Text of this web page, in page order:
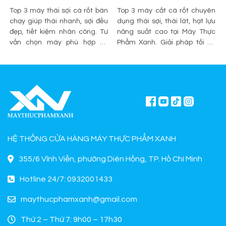
Top 3 máy thái sợi cà rốt bán
chạy giúp thái nhanh, sợi đều
đẹp, tiết kiệm nhân công. Tư
vấn chọn máy phù hợp và
Phẩm Xanh.
Top 3 máy cắt cà rốt chuyên
dụng thái sợi, thái lát, hạt lựu
năng suất cao tại Máy Thực
Phẩm Xanh. Giải pháp tối ưu
nghiệp.
HỆ THỐNG CỬA HÀNG MÁY THỰC PHẨM XANH
355/6 Vĩnh Viễn, phường Diên Hồng, TP. Hồ Chí Minh
Hotline 24/7: 0932001433
maythucphamxanh@gmail.com
Thứ 2 – Thứ 7: 9h00 – 17h30